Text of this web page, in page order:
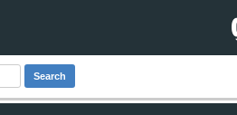
Search